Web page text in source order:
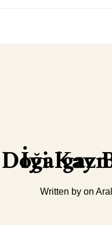
Doğalgaz Borusu
Written by on